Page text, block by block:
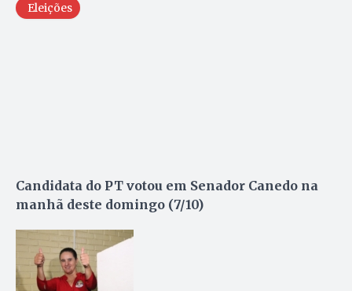
Eleições
Candidata do PT votou em Senador Canedo na
manhã deste domingo (7/10)